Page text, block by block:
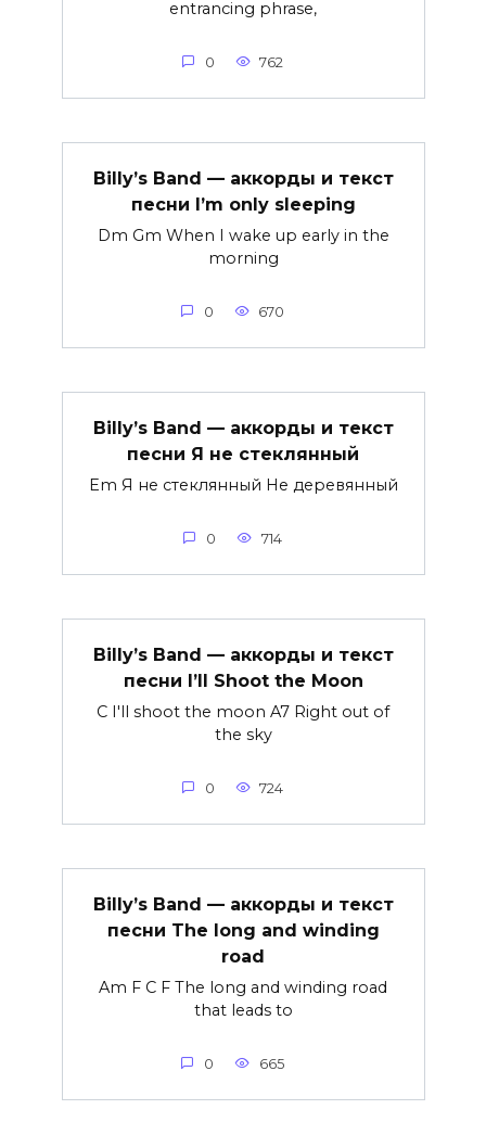
entrancing phrase,
0 762
Billy’s Band — аккорды и текст
песни I’m only sleeping
Dm Gm When I wake up early in the
morning
0 670
Billy’s Band — аккорды и текст
песни Я не стеклянный
Em Я не стеклянный Не деревянный
0 714
Billy’s Band — аккорды и текст
песни I’ll Shoot the Moon
C I'll shoot the moon A7 Right out of
the sky
0 724
Billy’s Band — аккорды и текст
песни The long and winding
road
Am F C F The long and winding road
that leads to
0 665